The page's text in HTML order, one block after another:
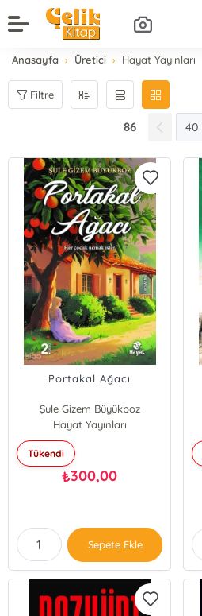
Anasayfa Üretici Hayat Yayınları
Filtre
86
Portakal Ağacı
Şule Gizem Büyükboz
Hayat Yayınları
Tükendi
₺300,00
Sepete Ekle